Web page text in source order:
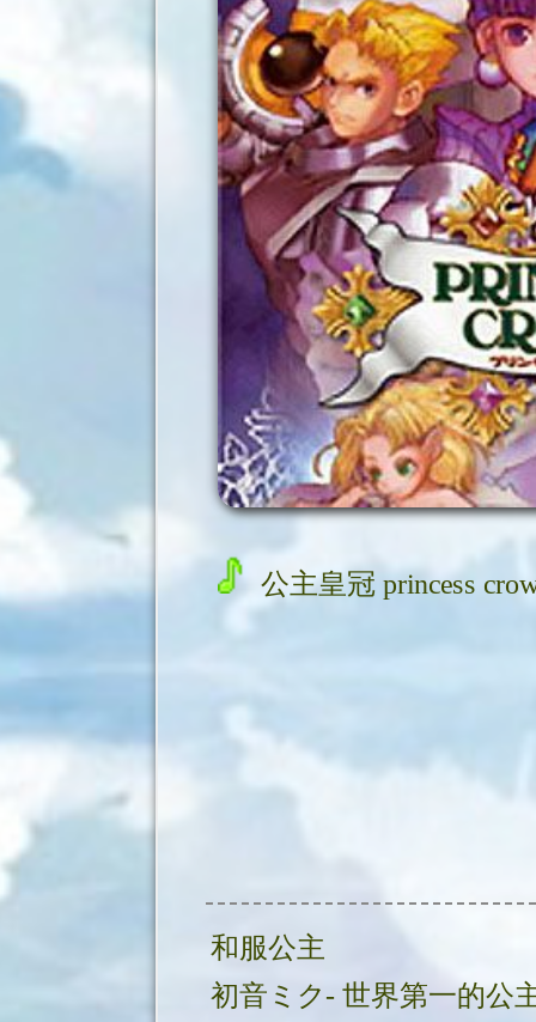
公主皇冠 princess
和服公主